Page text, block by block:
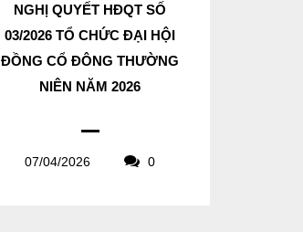
NGHỊ QUYẾT HĐQT SỐ
03/2026 TỔ CHỨC ĐẠI HỘI
ĐỒNG CỔ ĐÔNG THƯỜNG
NIÊN NĂM 2026
07/04/2026 0